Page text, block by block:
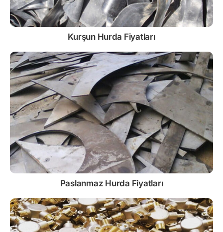
Kurşun Hurda Fiyatları
Paslanmaz Hurda Fiyatları